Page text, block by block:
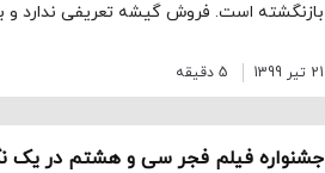
بازنگشته است. فروش گیشه تعریفی ندارد و
21 تیر 1399 5 دقیقه
جشنواره فیلم فجر سی و هشتم در یک